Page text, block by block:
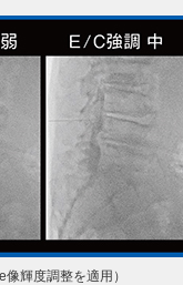
輝度調整を適用）